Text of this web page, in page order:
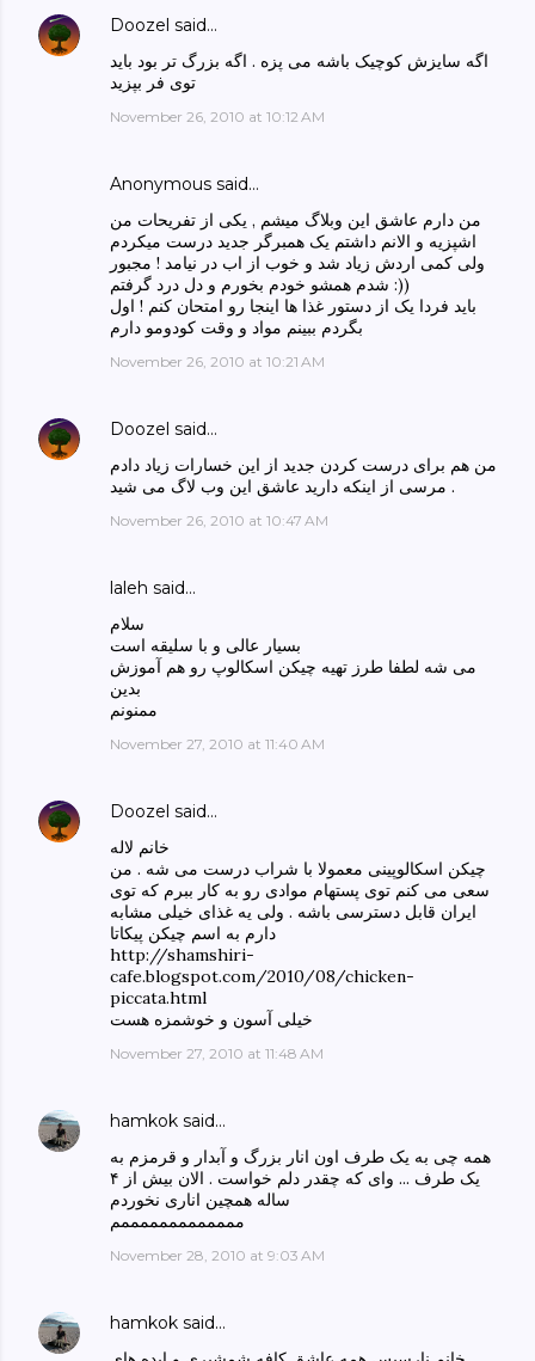
Doozel said…
اگه سایزش کوچیک باشه می پزه . اگه بزرگ تر بود باید
توی فر بپزید
November 26, 2010 at 10:12 AM
Anonymous said…
من دارم عاشق این وبلاگ میشم , یکی از تفریحات من
اشپزیه و الانم داشتم یک همبرگر جدید درست میکردم
ولی کمی اردش زیاد شد و خوب از اب در نیامد ! مجبور
شدم همشو خودم بخورم و دل درد گرفتم :))
باید فردا یک از دستور غذا ها اینجا رو امتحان کنم ! اول
بگردم ببینم مواد و وقت کودومو دارم
November 26, 2010 at 10:21 AM
Doozel said…
من هم برای درست کردن جدید از این خسارات زیاد دادم
. مرسی از اینکه دارید عاشق این وب لاگ می شید
November 26, 2010 at 10:47 AM
laleh said…
سلام
بسیار عالی و با سلیقه است
می شه لطفا طرز تهیه چیکن اسکالوپ رو هم آموزش
بدین
ممنونم
November 27, 2010 at 11:40 AM
Doozel said…
خانم لاله
چیکن اسکالوپینی معمولا با شراب درست می شه . من
سعی می کنم توی پستهام موادی رو به کار ببرم که توی
ایران قابل دسترسی باشه . ولی یه غذای خیلی مشابه
دارم به اسم چیکن پیکاتا
http://shamshiri-
cafe.blogspot.com/2010/08/chicken-
piccata.html
خیلی آسون و خوشمزه هست
November 27, 2010 at 11:48 AM
hamkok said…
همه چی به یک طرف اون انار بزرگ و آبدار و قرمزم به
یک طرف ... وای که چقدر دلم خواست . الان بیش از ۴
ساله همچین اناری نخوردم
مممممممممممممم
November 28, 2010 at 9:03 AM
hamkok said…